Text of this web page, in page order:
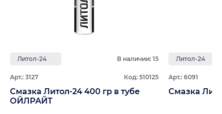
Литол-24 В наличии: 15
Арт.: 3127 Код: 510125
Смазка Литол-24 400 гр в тубе
ОЙЛРАЙТ
Литол-24
Арт.: 6091